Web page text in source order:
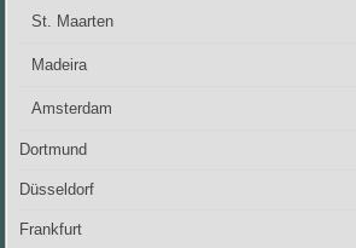
St. Maarten
Madeira
Amsterdam
Dortmund
Düsseldorf
Frankfurt